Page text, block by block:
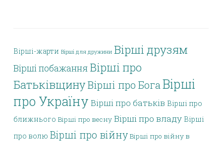
Вірші-жарти Вірші для дружини Вірші друзям
Вірші побажання Вірші про
БатьківщинуВірші про БогаВірші
про Україну Вірші про батьків Вірші про
ближнього Вірші про весну Вірші про владу Вірші
про волю Вірші про війну Вірші про війну в